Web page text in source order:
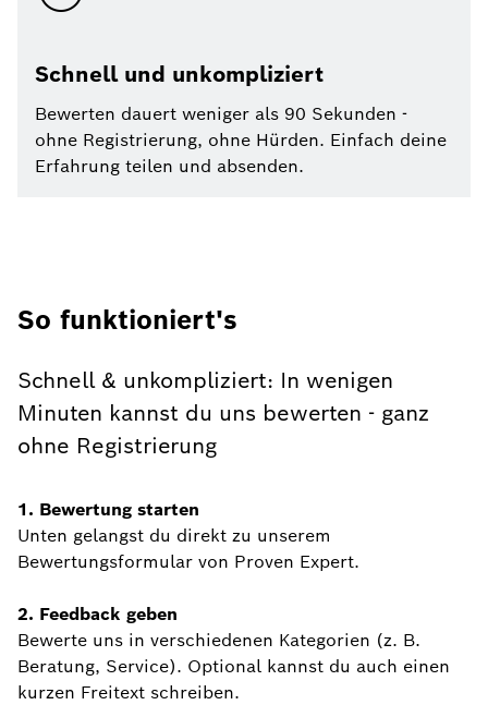
Schnell und unkompliziert
Bewerten dauert weniger als 90 Sekunden -
ohne Registrierung, ohne Hürden. Einfach deine
Erfahrung teilen und absenden.
So funktioniert's
Schnell & unkompliziert: In wenigen
Minuten kannst du uns bewerten - ganz
ohne Registrierung
1. Bewertung starten
Unten gelangst du direkt zu unserem
Bewertungsformular von Proven Expert.
2. Feedback geben
Bewerte uns in verschiedenen Kategorien (z. B.
Beratung, Service). Optional kannst du auch einen
kurzen Freitext schreiben.